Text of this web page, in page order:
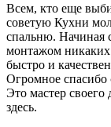
Всем, кто еще
советую Кухни
спальню. Начиная
монтажом
быстро и
Огромное
Это мастер своего
здесь.